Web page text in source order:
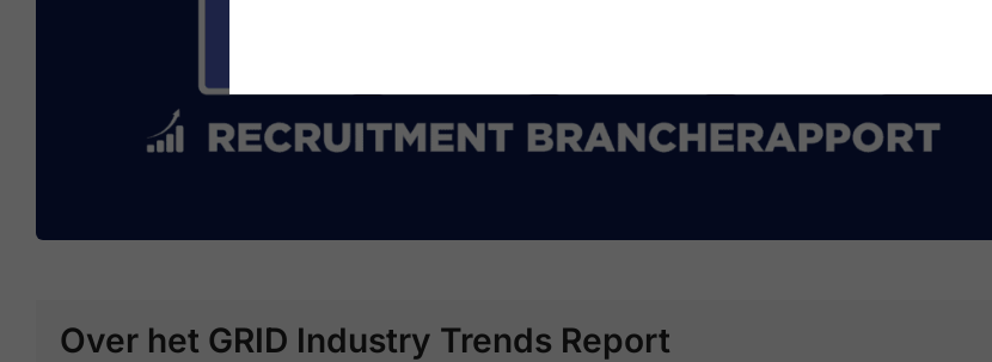
Over het GRID Industry Trends Report